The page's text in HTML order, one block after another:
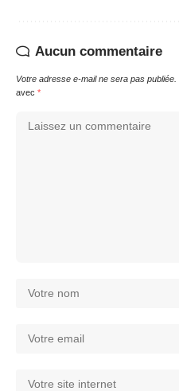
Aucun commentaire
Votre adresse e-mail ne sera pas publiée.
avec *